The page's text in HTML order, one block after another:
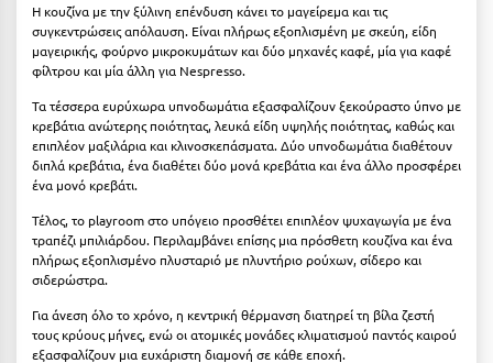
Κάσος
Κασσάνδρα
Καστοριά
Κατερίνη
Κερατέα
Κέρκυρα
Κεφαλονιά
Η κουζίνα με την ξύλινη επένδυση κάνει το μαγείρεμα και τις
συγκεντρώσεις απόλαυση. Είναι πλήρως εξοπλισμένη με σκεύη, είδη
μαγειρικής, φούρνο μικροκυμάτων και δύο μηχανές καφέ, μία για καφέ
φίλτρου και μία άλλη για Nespresso.
Τα τέσσερα ευρύχωρα υπνοδωμάτια εξασφαλίζουν ξεκούραστο ύπνο με
κρεβάτια ανώτερης ποιότητας, λευκά είδη υψηλής ποιότητας, καθώς και
επιπλέον μαξιλάρια και κλινοσκεπάσματα. Δύο υπνοδωμάτια διαθέτουν
διπλά κρεβάτια, ένα διαθέτει δύο μονά κρεβάτια και ένα άλλο προσφέρει
ένα μονό κρεβάτι.
Τέλος, το playroom στο υπόγειο προσθέτει επιπλέον ψυχαγωγία με ένα
τραπέζι μπιλιάρδου. Περιλαμβάνει επίσης μια πρόσθετη κουζίνα και ένα
πλήρως εξοπλισμένο πλυσταριό με πλυντήριο ρούχων, σίδερο και
σιδερώστρα.
Για άνεση όλο το χρόνο, η κεντρική θέρμανση διατηρεί τη βίλα ζεστή
τους κρύους μήνες, ενώ οι ατομικές μονάδες κλιματισμού παντός καιρού
εξασφαλίζουν μια ευχάριστη διαμονή σε κάθε εποχή.